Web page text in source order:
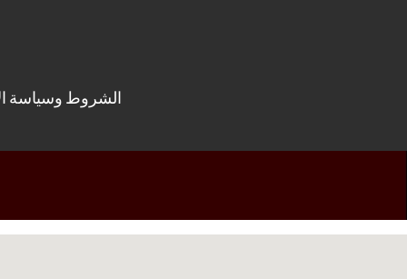
الشروط وسياسة